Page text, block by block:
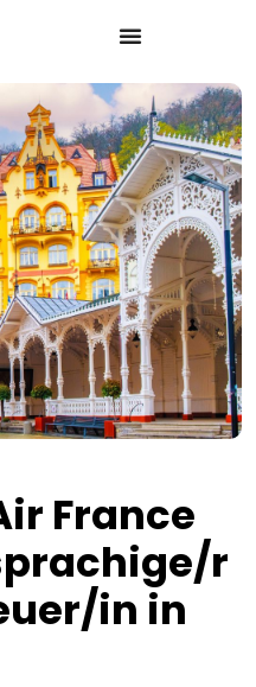
France
r
in in